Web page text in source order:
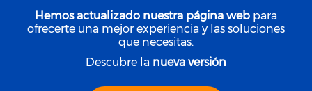
Filtración
DES-CASE Respiradores
ISOLOGIC
Hemos actualizado nuestra página web para
ofrecerte una mejor experiencia y las soluciones
que necesitas.
Descubre la nueva versión